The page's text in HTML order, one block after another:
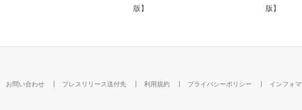
版】
版】
お問い合わせ プレスリリース送付先 利用規約 プライバシーポリシー インフォ